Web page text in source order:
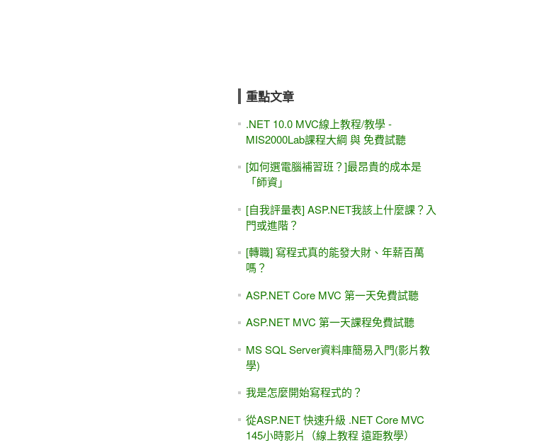
重點文章
.NET 10.0 MVC線上教程/教學 -
MIS2000Lab課程大綱 與 免費試聽
[如何選電腦補習班？]最昂貴的成本是
「師資」
[自我評量表] ASP.NET我該上什麼課？入
門或進階？
[轉職] 寫程式真的能發大財、年薪百萬
嗎？
ASP.NET Core MVC 第一天免費試聽
ASP.NET MVC 第一天課程免費試聽
MS SQL Server資料庫簡易入門(影片教
學)
我是怎麼開始寫程式的？
從ASP.NET 快速升級 .NET Core MVC
145小時影片（線上教程 遠距教學）